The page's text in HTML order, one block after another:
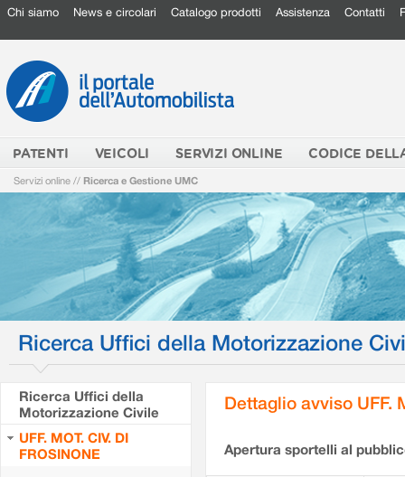
Chi siamo News e circolari Catalogo prodotti Assistenza Contatti
PATENTI VEICOLI SERVIZI ONLINE CODICE
Servizi online // Ricerca e Gestione UMC
Ricerca Uffici della Motorizzazione
Ricerca Uffici della
Motorizzazione Civile
UFF. MOT. CIV. DI
FROSINONE
Dettaglio avviso UFF.
Apertura sportelli al